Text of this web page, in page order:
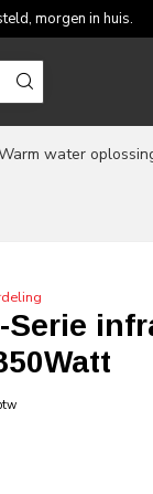
morgen in huis.
water
Serie